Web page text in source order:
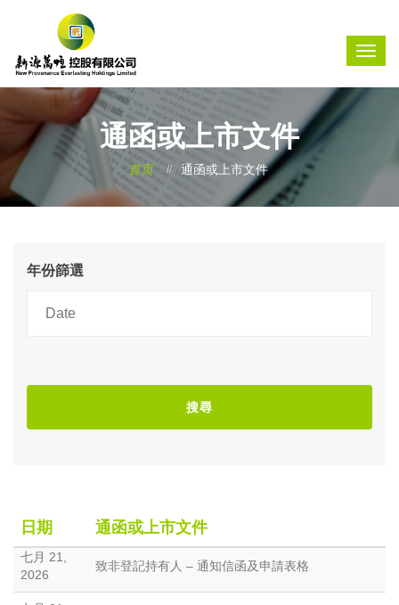
通函或上市文件
首页 通函或上市文件
年份篩選
搜尋
日期 通函或上市文件
七月 21,
2026
致非登記持有人 – 通知信函及申請表格